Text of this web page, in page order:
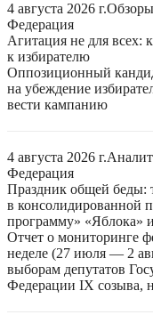
4 августа 2026 г.Обзоры
Федерация
Агитация не для всех:
к избирателю
Оппозиционный
на убеждение
вести кампанию
4 августа 2026 г.
Федерация
Праздник общей беды:
в
программу» «Яблока»
Отчет о мониторинге
неделе (27 июля — 2
выборам депутатов
Федерации IX созыва,